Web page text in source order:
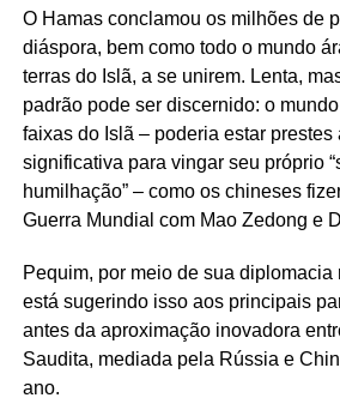
O Hamas conclamou os milhões de
diáspora, bem como todo o mundo
terras do Islã, a se unirem. Lenta,
padrão pode ser discernido: o
faixas do Islã – poderia estar prestes
significativa para vingar seu próprio
humilhação” – como os chineses
Guerra Mundial com Mao Zedong e
Pequim, por meio de sua diplomacia
está sugerindo isso aos principais
antes da aproximação inovadora
Saudita, mediada pela Rússia e
ano.